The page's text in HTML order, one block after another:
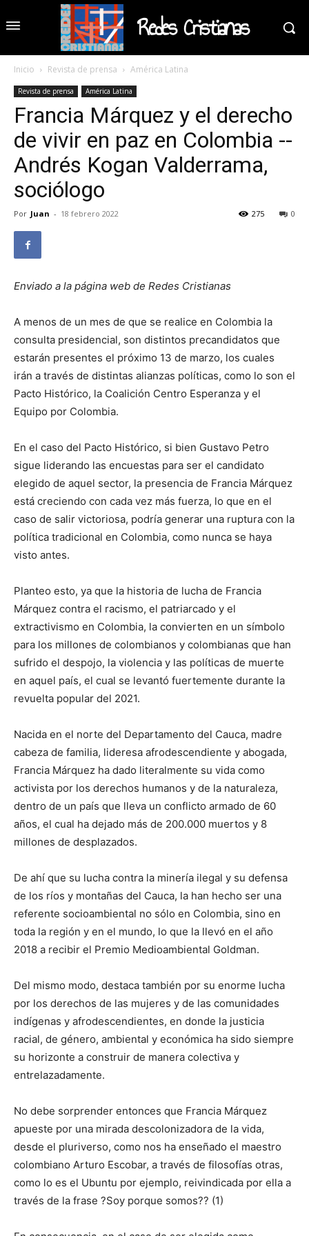
Redes Cristianas
Inicio Revista de prensa América Latina
Revista de prensa América Latina
Francia Márquez y el derecho
de vivir en paz en Colombia --
Andrés Kogan Valderrama,
sociólogo
Por Juan - 18 febrero 2022 0
275
Enviado a la página web de Redes Cristianas
A menos de un mes de que se realice en Colombia la
consulta presidencial, son distintos precandidatos que
estarán presentes el próximo 13 de marzo, los cuales
irán a través de distintas alianzas políticas, como lo son el
Pacto Histórico, la Coalición Centro Esperanza y el
Equipo por Colombia.
En el caso del Pacto Histórico, si bien Gustavo Petro
sigue liderando las encuestas para ser el candidato
elegido de aquel sector, la presencia de Francia Márquez
está creciendo con cada vez más fuerza, lo que en el
caso de salir victoriosa, podría generar una ruptura con la
política tradicional en Colombia, como nunca se haya
visto antes.
Planteo esto, ya que la historia de lucha de Francia
Márquez contra el racismo, el patriarcado y el
extractivismo en Colombia, la convierten en un símbolo
para los millones de colombianos y colombianas que han
sufrido el despojo, la violencia y las políticas de muerte
en aquel país, el cual se levantó fuertemente durante la
revuelta popular del 2021.
Nacida en el norte del Departamento del Cauca, madre
cabeza de familia, lideresa afrodescendiente y abogada,
Francia Márquez ha dado literalmente su vida como
activista por los derechos humanos y de la naturaleza,
dentro de un país que lleva un conflicto armado de 60
años, el cual ha dejado más de 200.000 muertos y 8
millones de desplazados.
De ahí que su lucha contra la minería ilegal y su defensa
de los ríos y montañas del Cauca, la han hecho ser una
referente socioambiental no sólo en Colombia, sino en
toda la región y en el mundo, lo que la llevó en el año
2018 a recibir el Premio Medioambiental Goldman.
Del mismo modo, destaca también por su enorme lucha
por los derechos de las mujeres y de las comunidades
indígenas y afrodescendientes, en donde la justicia
racial, de género, ambiental y económica ha sido siempre
su horizonte a construir de manera colectiva y
entrelazadamente.
No debe sorprender entonces que Francia Márquez
apueste por una mirada descolonizadora de la vida,
desde el pluriverso, como nos ha enseñado el maestro
colombiano Arturo Escobar, a través de filosofías otras,
como lo es el Ubuntu por ejemplo, reivindicada por ella a
través de la frase ?Soy porque somos?? (1)